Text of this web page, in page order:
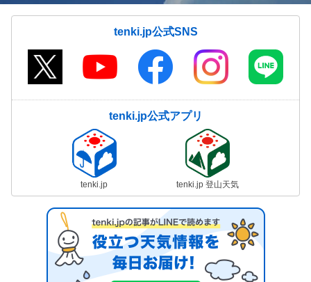
tenki.jp公式SNS
tenki.jp公式アプリ
tenki.jp tenki.jp 登山天気